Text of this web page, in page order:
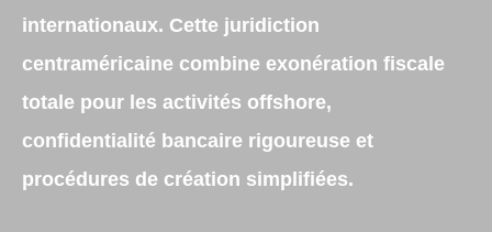
internationaux. Cette juridiction
centraméricaine combine exonération fiscale
totale pour les activités offshore,
confidentialité bancaire rigoureuse et
procédures de création simplifiées.